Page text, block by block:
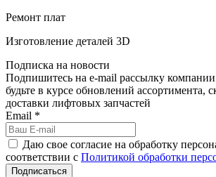
Ремонт плат
Изготовление деталей 3D
Подписка на новости
Подпишитесь на e-mail рассылку
будьте в курсе обновлений ассортимента,
доставки лифтовых запчастей
Email *
Даю свое согласие на обработку
соответствии с Политикой обработки
Подписаться